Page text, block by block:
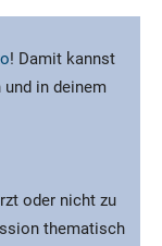
! Damit kannst
und in deinem
oder nicht zu
thematisch